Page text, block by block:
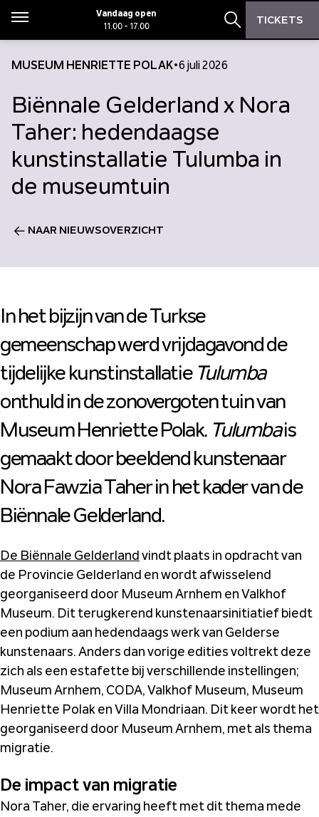
Menu
Vandaag open
11.00 - 17.00
Zoekbalk
TICKETS
Zoeken Zoeken
NAAR NIEUWSOVERZICHT
MUSEUM HENRIETTE POLAK•6 juli 2026
Biënnale Gelderland x Nora
Taher: hedendaagse
kunstinstallatie Tulumba in
de museumtuin
In het bijzijn van de Turkse
gemeenschap werd vrijdagavond de
tijdelijke kunstinstallatie Tulumba
onthuld in de zonovergoten tuin van
Museum Henriette Polak. Tulumbais
gemaakt door beeldend kunstenaar
Nora Fawzia Taher in het kader van de
Biënnale Gelderland.
De Biënnale Gelderlandvindt plaats in opdracht van
de Provincie Gelderland en wordt afwisselend
georganiseerd door Museum Arnhem en Valkhof
Museum. Dit terugkerend kunstenaarsinitiatief biedt
een podium aan hedendaags werk van Gelderse
kunstenaars. Anders dan vorige edities voltrekt deze
zich als een estafette bij verschillende instellingen;
Museum Arnhem, CODA, Valkhof Museum, Museum
Henriette Polak en Villa Mondriaan. Dit keer wordt het
georganiseerd door Museum Arnhem, met als thema
migratie.
De impact van migratie
Nora Taher, die ervaring heeft met dit thema mede